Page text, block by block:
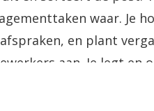
waar. Je
en plant
aan. Je legt en
Tijdens de